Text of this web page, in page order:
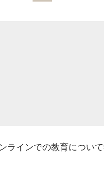
ラインでの教育につい